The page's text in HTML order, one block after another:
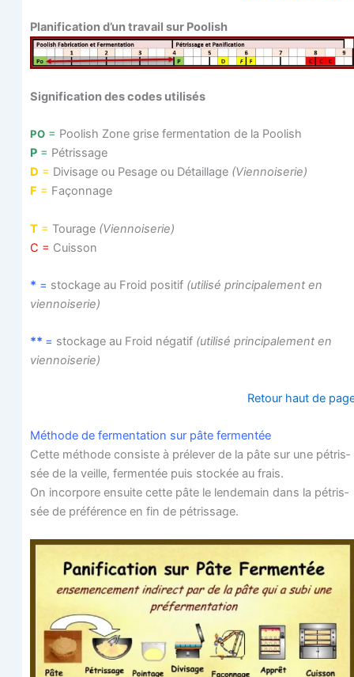
Pla­ni­fi­ca­tion d’un tra­vail sur Poolish
Signi­fi­ca­tion des codes utilisés
PO= Poo­lish Zone grise fer­men­ta­tion de la Poolish
P= Pétrissage
D = Divi­sage ou Pesage ou Détaillage (Vien­noi­se­rie)
F = Façonnage
T= Tou­rage (Vien­noi­se­rie)
C = Cuisson
* = sto­ckage au Froid posi­tif (uti­li­sé prin­ci­pa­le­ment en
viennoiserie)
** = sto­ckage au Froid néga­tif (uti­li­sé prin­ci­pa­le­ment en
viennoiserie)
Retour haut de
Méthode de fer­men­ta­tion sur pâte fermentée
Cette méthode consiste à pré­le­ver de la pâte sur une pétris­
sée de la veille, fer­men­tée puis sto­ckée au frais.
On incor­pore ensuite cette pâte le len­de­main dans la pétris­
sée de pré­fé­rence en fin de pétrissage.